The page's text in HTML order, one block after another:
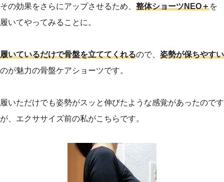
その効果をさらにアップさせるため、 整体ショーツNEO＋を
履いてやってみることに。
履いているだけで骨盤を立ててくれるので、 姿勢が保ちやすい
のが魅力の骨盤ケアショーツです。
履いただけでも姿勢がスッと伸びたような感覚があったのです
が、エクササイズ前の私がこちらです。